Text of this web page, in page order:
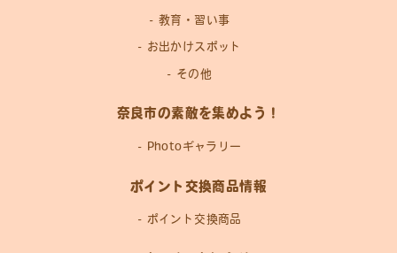
教育・習い事
お出かけスポット
その他
奈良市の素敵を集めよう！
Photoギャラリー
ポイント交換商品情報
ポイント交換商品